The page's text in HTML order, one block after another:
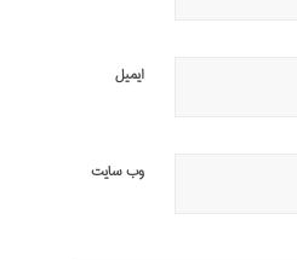
ایمیل
وب‌ سایت